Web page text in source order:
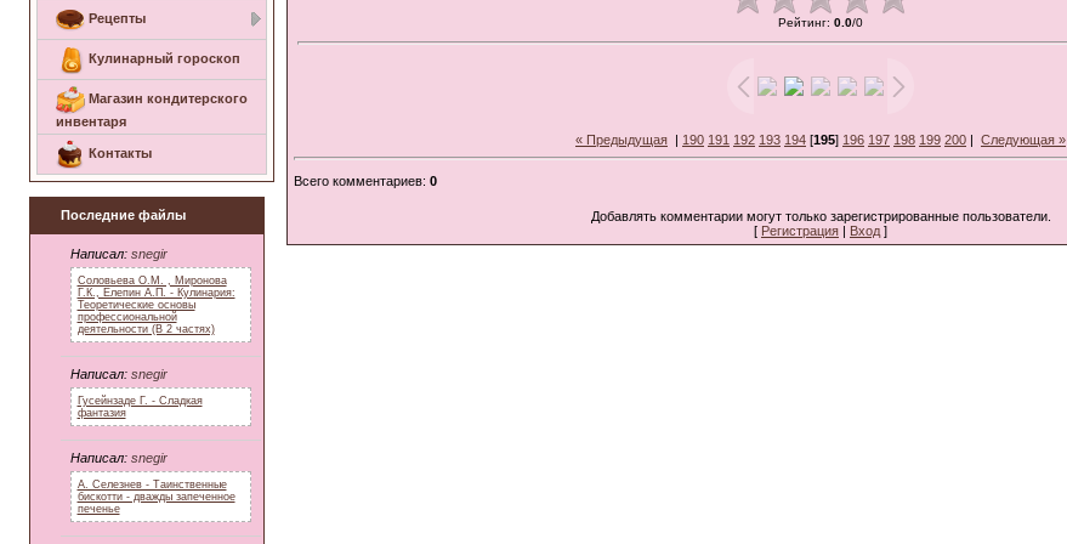
Рецепты
Кулинарный гороскоп
Магазин кондитерского
инвентаря
Контакты
Последние файлы
Написал: snegir
Соловьева О.М. , Миронова
Г.К., Елепин А.П. - Кулинария:
Теоретические основы
профессиональной
деятельности (В 2 частях)
Написал: snegir
Гусейнзаде Г. - Сладкая
фантазия
Написал: snegir
А. Селезнев - Таинственные
бискотти - дважды запеченное
печенье
Рейтинг: 0.0/0
« Предыдущая | 190 191 192 193 194 [195] 196 197 198 199 200 | Следующая »
Всего комментариев: 0
Добавлять комментарии могут только зарегистрированные пользователи.
[ Регистрация Вход ]